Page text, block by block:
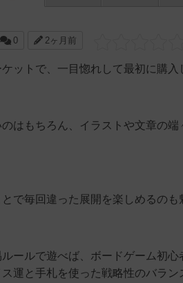
0 2ヶ月前
ットで、一目惚れして最初に購入
はもちろん、イラストや文章の
で毎回違った展開を楽しめるのも
ールで遊べば、ボードゲーム初
運と手札を使った戦略性のバラ